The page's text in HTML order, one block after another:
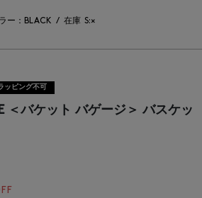
ー：BLACK / 在庫 S:×
ッピング不可
＜バケット バゲージ＞ バスケッ